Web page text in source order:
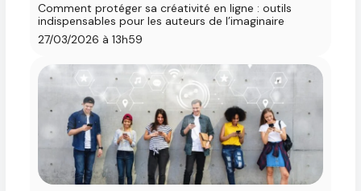
Comment protéger sa créativité en ligne : outils
indispensables pour les auteurs de l’imaginaire
27/03/2026 à 13h59